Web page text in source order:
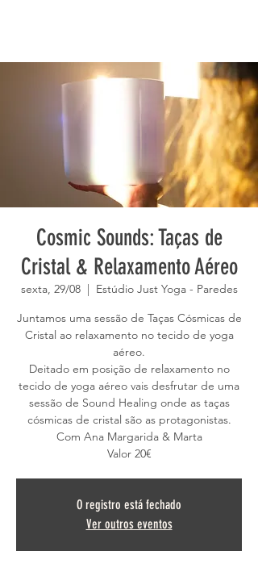
Cosmic Sounds: Taças de
Cristal & Relaxamento Aéreo
sexta, 29/08
  |
Estúdio Just Yoga - Paredes
Juntamos uma sessão de Taças Cósmicas de
Cristal ao relaxamento no tecido de yoga
aéreo.
Deitado em posição de relaxamento no
tecido de yoga aéreo vais desfrutar de uma
sessão de Sound Healing onde as taças
cósmicas de cristal são as protagonistas.
Com Ana Margarida & Marta
Valor 20€
O registro está fechado
Ver outros eventos